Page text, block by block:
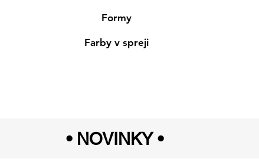
Formy
Farby v spreji
• NOVINKY •